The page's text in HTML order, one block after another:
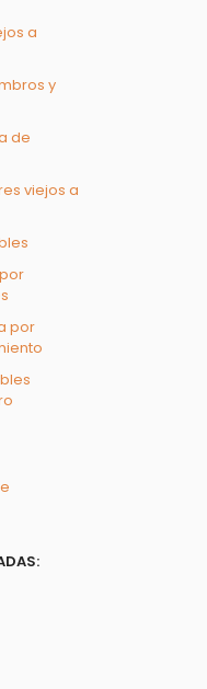
a
y
de
viejos a
por